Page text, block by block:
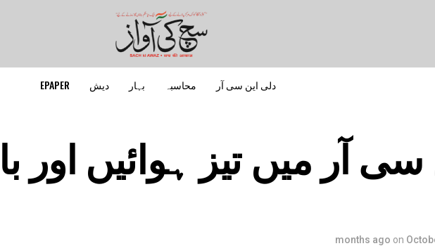
دلی این سی آر محاسبہ بہار دیش EPAPER
آر میں تیز ہوائیں اور
on